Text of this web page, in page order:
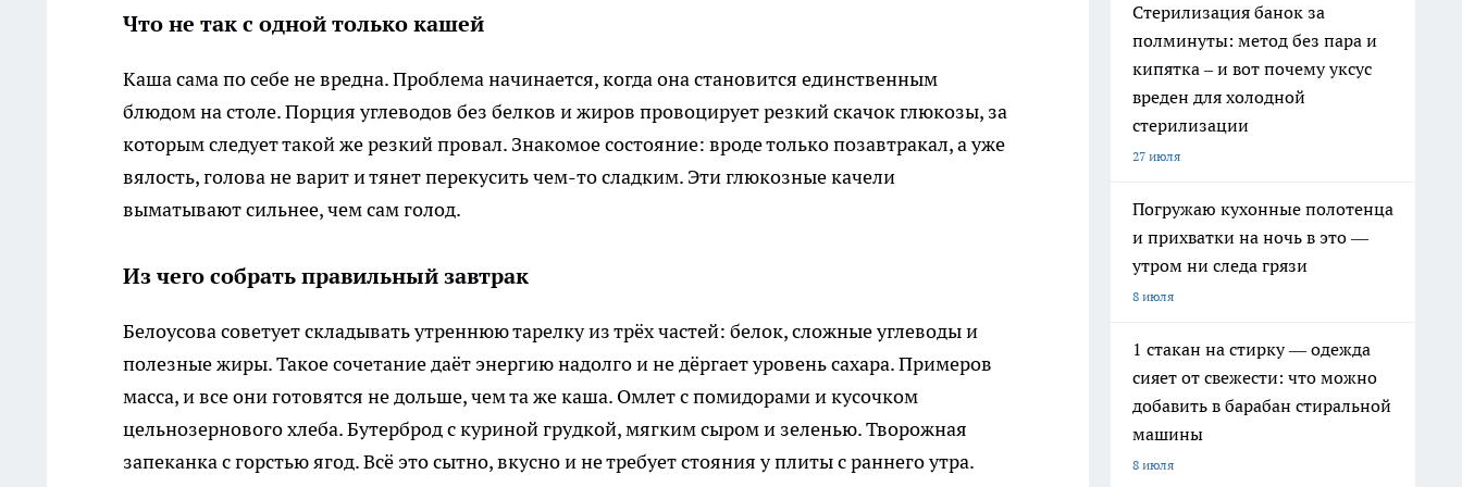
Что не так с одной только кашей
Каша сама по себе не вредна. Проблема начинается, когда она становится единственным
блюдом на столе. Порция углеводов без белков и жиров провоцирует резкий скачок глюкозы, за
которым следует такой же резкий провал. Знакомое состояние: вроде только позавтракал, а уже
вялость, голова не варит и тянет перекусить чем-то сладким. Эти глюкозные качели
выматывают сильнее, чем сам голод.
Из чего собрать правильный завтрак
Белоусова советует складывать утреннюю тарелку из трёх частей: белок, сложные углеводы и
полезные жиры. Такое сочетание даёт энергию надолго и не дёргает уровень сахара. Примеров
масса, и все они готовятся не дольше, чем та же каша. Омлет с помидорами и кусочком
цельнозернового хлеба. Бутерброд с куриной грудкой, мягким сыром и зеленью. Творожная
запеканка с горстью ягод. Всё это сытно, вкусно и не требует стояния у плиты с раннего утра.
Стерилизация банок за
полминуты: метод без пара и
кипятка – и вот почему уксус
вреден для холодной
стерилизации
27 июля
Погружаю кухонные полотенца
и прихватки на ночь в это —
утром ни следа грязи
8 июля
1 стакан на стирку — одежда
сияет от свежести: что можно
добавить в барабан стиральной
машины
8 июля